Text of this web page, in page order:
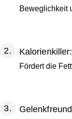
Beweglichkeit
Kalorienkiller:
Fördert die